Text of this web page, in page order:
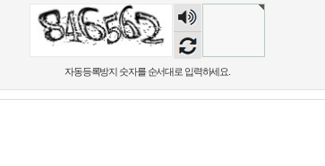
숫자
음성
듣기
자동등록방지 숫자를 순서대로 입력하세요.